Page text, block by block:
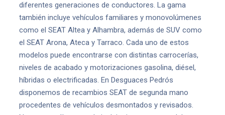
diferentes generaciones de conductores. La gama
también incluye vehículos familiares y monovolúmenes
como el SEAT Altea y Alhambra, además de SUV como
el SEAT Arona, Ateca y Tarraco. Cada uno de estos
modelos puede encontrarse con distintas carrocerías,
niveles de acabado y motorizaciones gasolina, diésel,
híbridas o electrificadas. En Desguaces Pedrós
disponemos de recambios SEAT de segunda mano
procedentes de vehículos desmontados y revisados.